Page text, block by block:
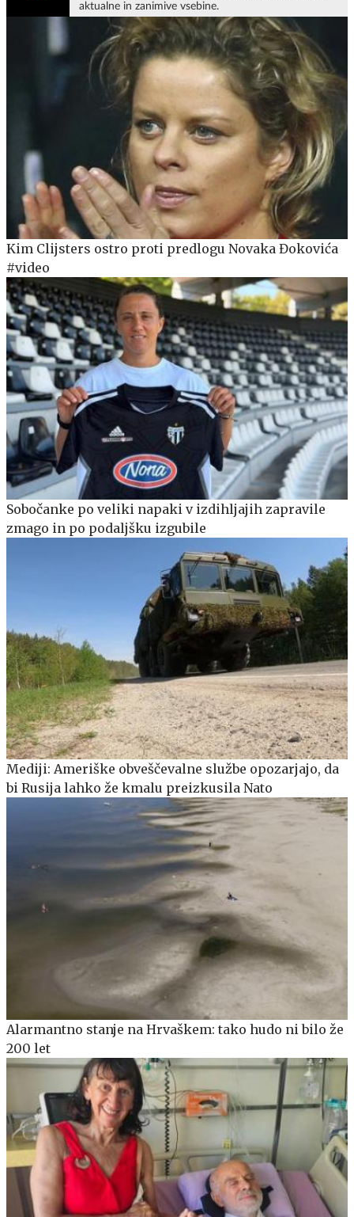
aktualne in zanimive vsebine.
Kim Clijsters ostro proti predlogu Novaka Đokovića
#video
Sobočanke po veliki napaki v izdihljajih zapravile
zmago in po podaljšku izgubile
Mediji: Ameriške obveščevalne službe opozarjajo, da
bi Rusija lahko že kmalu preizkusila Nato
Alarmantno stanje na Hrvaškem: tako hudo ni bilo že
200 let